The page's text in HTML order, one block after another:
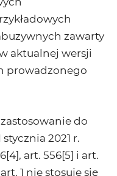
zawarty
aktualnej wersji
prowadzonego
do
2021 r.
art. 556[5] i art.
1 nie stosuje się